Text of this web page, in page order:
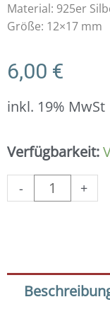
Material: 925er
Größe: 12×17 mm
6,00 €
inkl. 19% MwSt
Verfügbarkeit:
-
des
Lebens
1)
Menge
+